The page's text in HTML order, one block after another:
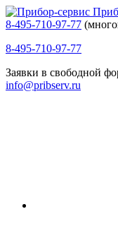
8-495-710-97-77
8-495-710-97-77
Заявки в свободной
info@pribserv.ru